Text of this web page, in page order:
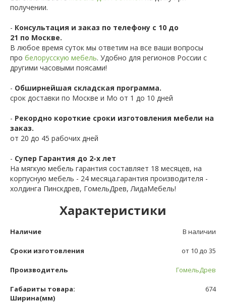
получении.
- Консультация и заказ по телефону с 10 до
21 по Москве.
В любое время суток мы ответим на все ваши вопросы
про белорусскую мебель. Удобно для регионов России с
другими часовыми поясами!
- Обширнейшая складская программа.
срок доставки по Москве и Мо от 1 до 10 дней
- Рекордно короткие сроки изготовления мебели на
заказ.
от 20 до 45 рабочих дней
- Супер Гарантия до 2-х лет
На мягкую мебель гарантия составляет 18 месяцев, на
корпусную мебель - 24 месяца.гарантия производителя -
холдинга Пинскдрев, ГомельДрев, ЛидаМебель!
Характеристики
Наличие В наличии
Сроки изготовления от 10 до 35
Производитель ГомельДрев
Габариты товара:
Ширина(мм)
674